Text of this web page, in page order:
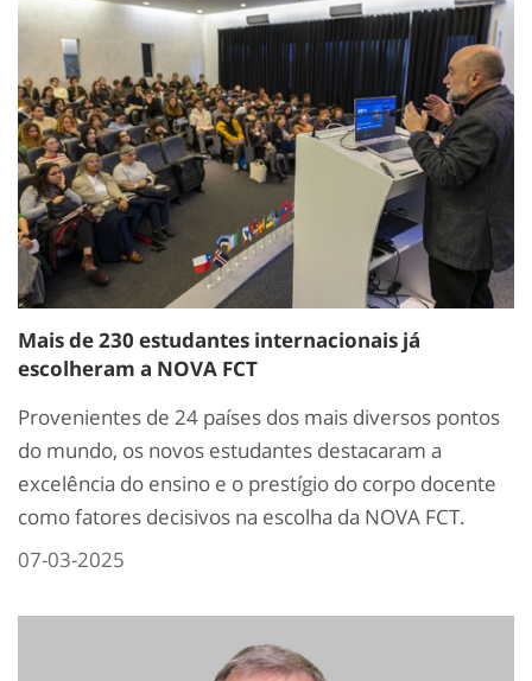
Mais de 230 estudantes internacionais já
escolheram a NOVA FCT
Provenientes de 24 países dos mais diversos pontos
do mundo, os novos estudantes destacaram a
excelência do ensino e o prestígio do corpo docente
como fatores decisivos na escolha da NOVA FCT.
07-03-2025